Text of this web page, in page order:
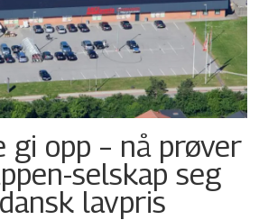
opp – nå prøver
selskap seg
lavpris